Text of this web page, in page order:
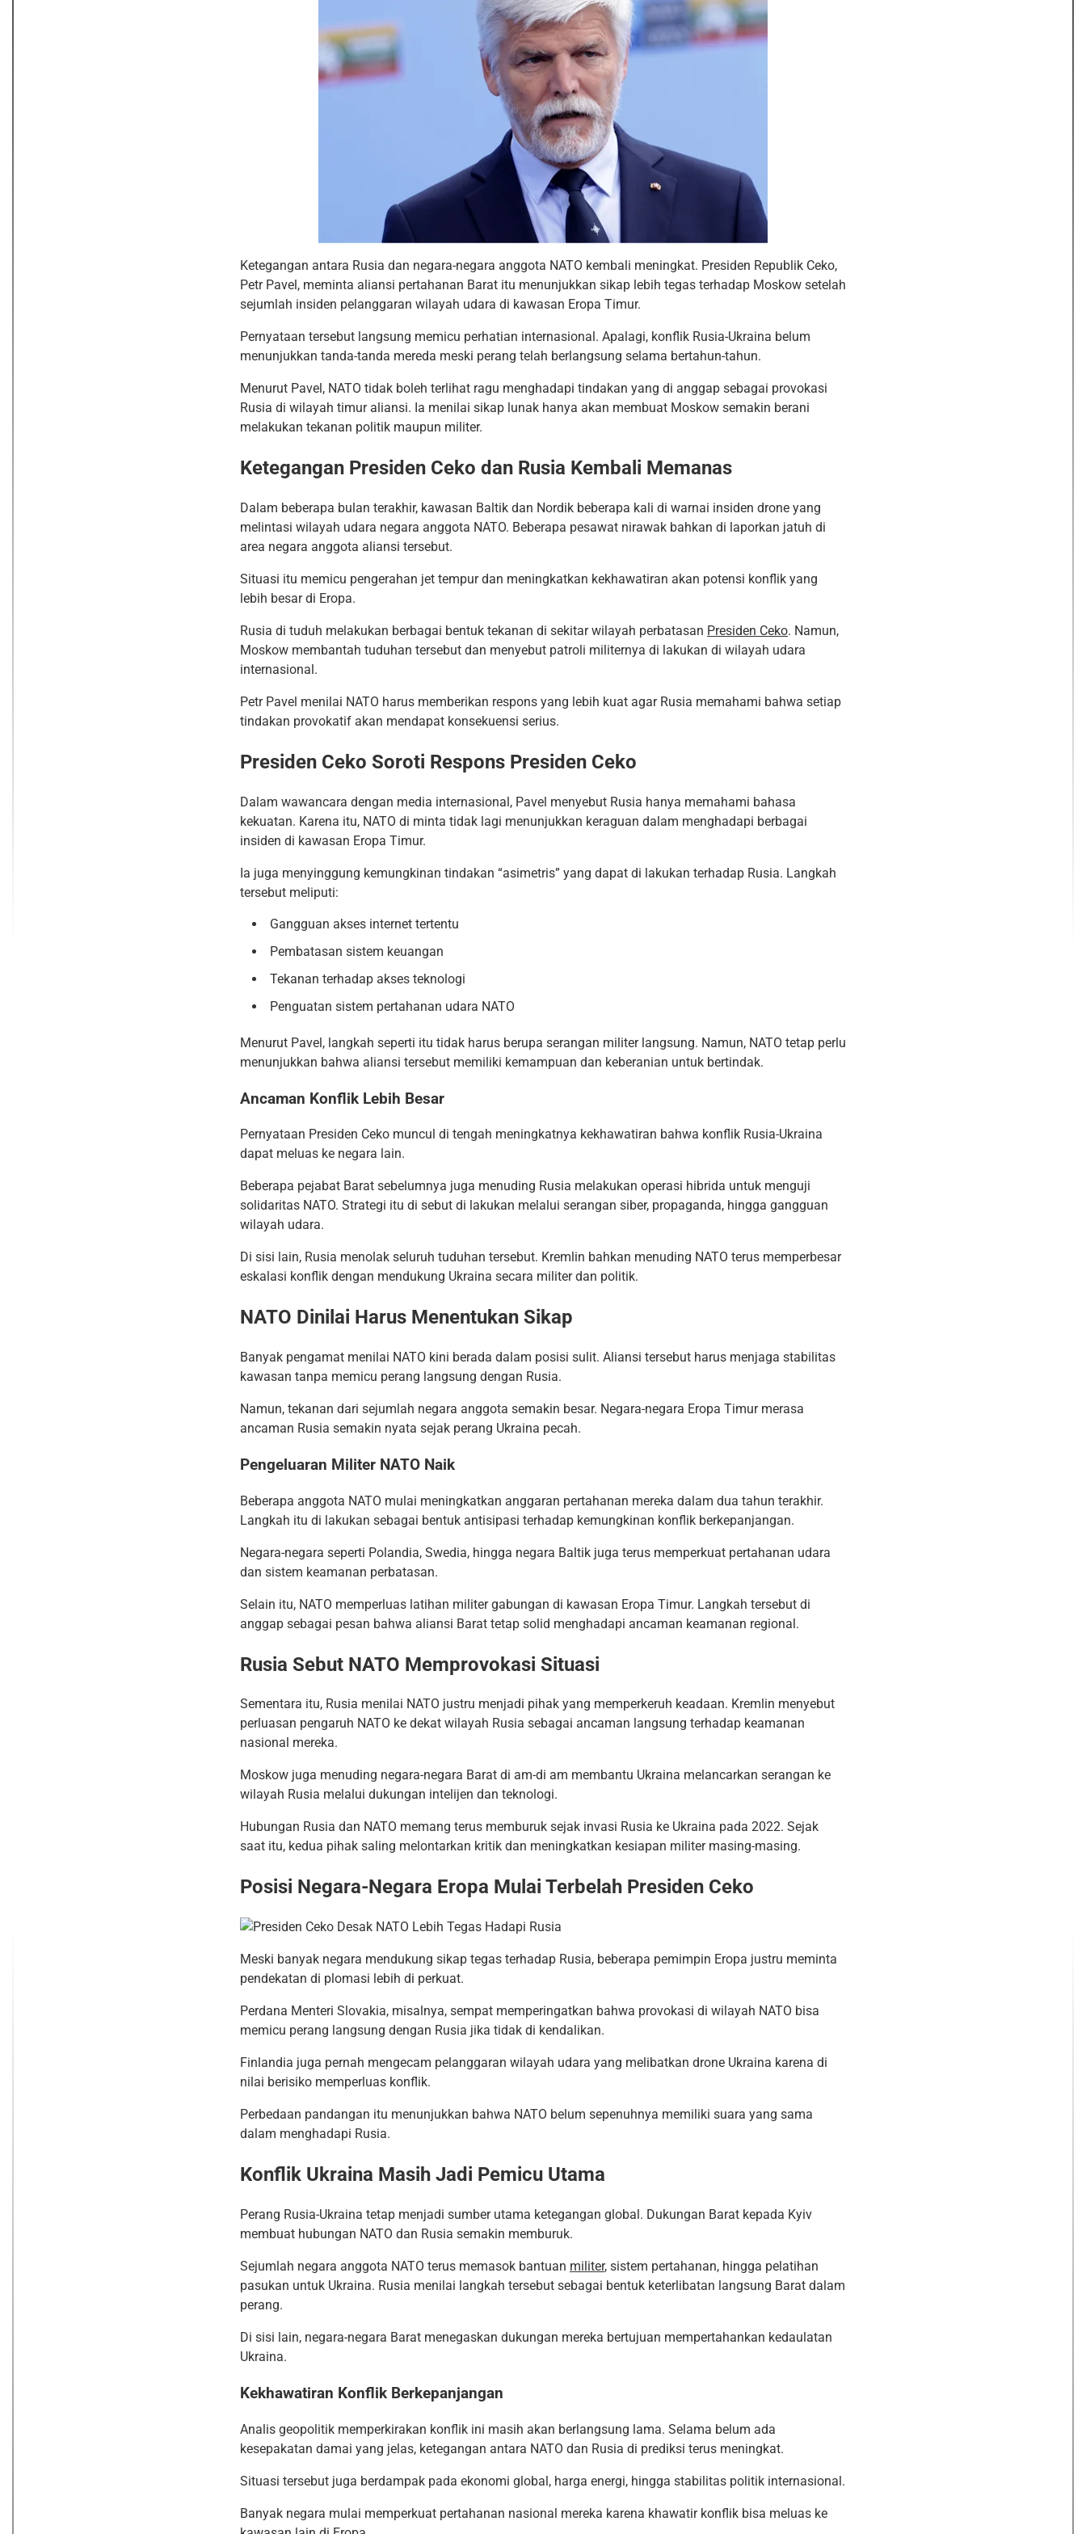
Ketegangan antara Rusia dan negara-negara anggota NATO kembali meningkat. Presiden Republik Ceko,
Petr Pavel , meminta aliansi pertahanan Barat itu menunjukkan sikap lebih tegas terhadap Moskow setelah
sejumlah insiden pelanggaran wilayah udara di kawasan Eropa Timur.
Pernyataan tersebut langsung memicu perhatian internasional. Apalagi, konflik Rusia-Ukraina belum
menunjukkan tanda-tanda mereda meski perang telah berlangsung selama bertahun-tahun.
Menurut Pavel, NATO tidak boleh terlihat ragu menghadapi tindakan yang di anggap sebagai provokasi
Rusia di wilayah timur aliansi. Ia menilai sikap lunak hanya akan membuat Moskow semakin berani
melakukan tekanan politik maupun militer.
Ketegangan Presiden Ceko dan Rusia Kembali Memanas
Dalam beberapa bulan terakhir, kawasan Baltik dan Nordik beberapa kali di warnai insiden drone yang
melintasi wilayah udara negara anggota NATO. Beberapa pesawat nirawak bahkan di laporkan jatuh di
area negara anggota aliansi tersebut.
Situasi itu memicu pengerahan jet tempur dan meningkatkan kekhawatiran akan potensi konflik yang
lebih besar di Eropa.
Rusia di tuduh melakukan berbagai bentuk tekanan di sekitar wilayah perbatasan Presiden Ceko. Namun,
Moskow membantah tuduhan tersebut dan menyebut patroli militernya di lakukan di wilayah udara
internasional.
Petr Pavel menilai NATO harus memberikan respons yang lebih kuat agar Rusia memahami bahwa setiap
tindakan provokatif akan mendapat konsekuensi serius.
Presiden Ceko Soroti Respons Presiden Ceko
Dalam wawancara dengan media internasional, Pavel menyebut Rusia hanya memahami bahasa
kekuatan. Karena itu, NATO di minta tidak lagi menunjukkan keraguan dalam menghadapi berbagai
insiden di kawasan Eropa Timur.
Ia juga menyinggung kemungkinan tindakan “asimetris” yang dapat di lakukan terhadap Rusia. Langkah
tersebut meliputi:
Gangguan akses internet tertentu
Pembatasan sistem keuangan
Tekanan terhadap akses teknologi
Penguatan sistem pertahanan udara NATO
Menurut Pavel, langkah seperti itu tidak harus berupa serangan militer langsung. Namun, NATO tetap perlu
menunjukkan bahwa aliansi tersebut memiliki kemampuan dan keberanian untuk bertindak.
Ancaman Konflik Lebih Besar
Pernyataan Presiden Ceko muncul di tengah meningkatnya kekhawatiran bahwa konflik Rusia-Ukraina
dapat meluas ke negara lain.
Beberapa pejabat Barat sebelumnya juga menuding Rusia melakukan operasi hibrida untuk menguji
solidaritas NATO. Strategi itu di sebut di lakukan melalui serangan siber, propaganda, hingga gangguan
wilayah udara.
Di sisi lain, Rusia menolak seluruh tuduhan tersebut. Kremlin bahkan menuding NATO terus memperbesar
eskalasi konflik dengan mendukung Ukraina secara militer dan politik.
NATO Dinilai Harus Menentukan Sikap
Banyak pengamat menilai NATO kini berada dalam posisi sulit. Aliansi tersebut harus menjaga stabilitas
kawasan tanpa memicu perang langsung dengan Rusia.
Namun, tekanan dari sejumlah negara anggota semakin besar. Negara-negara Eropa Timur merasa
ancaman Rusia semakin nyata sejak perang Ukraina pecah.
Pengeluaran Militer NATO Naik
Beberapa anggota NATO mulai meningkatkan anggaran pertahanan mereka dalam dua tahun terakhir.
Langkah itu di lakukan sebagai bentuk antisipasi terhadap kemungkinan konflik berkepanjangan.
Negara-negara seperti Polandia, Swedia, hingga negara Baltik juga terus memperkuat pertahanan udara
dan sistem keamanan perbatasan.
Selain itu, NATO memperluas latihan militer gabungan di kawasan Eropa Timur. Langkah tersebut di
anggap sebagai pesan bahwa aliansi Barat tetap solid menghadapi ancaman keamanan regional.
Rusia Sebut NATO Memprovokasi Situasi
Sementara itu, Rusia menilai NATO justru menjadi pihak yang memperkeruh keadaan. Kremlin menyebut
perluasan pengaruh NATO ke dekat wilayah Rusia sebagai ancaman langsung terhadap keamanan
nasional mereka.
Moskow juga menuding negara-negara Barat di am-di am membantu Ukraina melancarkan serangan ke
wilayah Rusia melalui dukungan intelijen dan teknologi.
Hubungan Rusia dan NATO memang terus memburuk sejak invasi Rusia ke Ukraina pada 2022. Sejak
saat itu, kedua pihak saling melontarkan kritik dan meningkatkan kesiapan militer masing-masing.
Posisi Negara-Negara Eropa Mulai Terbelah Presiden Ceko
Meski banyak negara mendukung sikap tegas terhadap Rusia, beberapa pemimpin Eropa justru meminta
pendekatan di plomasi lebih di perkuat.
Perdana Menteri Slovakia, misalnya, sempat memperingatkan bahwa provokasi di wilayah NATO bisa
memicu perang langsung dengan Rusia jika tidak di kendalikan.
Finlandia juga pernah mengecam pelanggaran wilayah udara yang melibatkan drone Ukraina karena di
nilai berisiko memperluas konflik.
Perbedaan pandangan itu menunjukkan bahwa NATO belum sepenuhnya memiliki suara yang sama
dalam menghadapi Rusia.
Konflik Ukraina Masih Jadi Pemicu Utama
Perang Rusia-Ukraina tetap menjadi sumber utama ketegangan global. Dukungan Barat kepada Kyiv
membuat hubungan NATO dan Rusia semakin memburuk.
Sejumlah negara anggota NATO terus memasok bantuan militer, sistem pertahanan, hingga pelatihan
pasukan untuk Ukraina. Rusia menilai langkah tersebut sebagai bentuk keterlibatan langsung Barat dalam
perang.
Di sisi lain, negara-negara Barat menegaskan dukungan mereka bertujuan mempertahankan kedaulatan
Ukraina.
Kekhawatiran Konflik Berkepanjangan
Analis geopolitik memperkirakan konflik ini masih akan berlangsung lama. Selama belum ada
kesepakatan damai yang jelas, ketegangan antara NATO dan Rusia di prediksi terus meningkat.
Situasi tersebut juga berdampak pada ekonomi global, harga energi, hingga stabilitas politik internasional.
Banyak negara mulai memperkuat pertahanan nasional mereka karena khawatir konflik bisa meluas ke